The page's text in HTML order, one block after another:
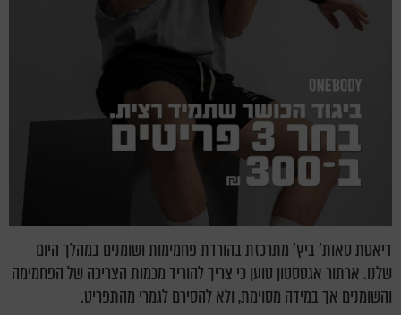
דיאטת סאות' ביץ' מתרכזת בהורדת פחמימות ושומנים במהלך היום
שלנו. ארתור אגטסטון טוען כי צריך להוריד מכמות הצריכה של הפחמימה
והשומנים אך במידה מסוימת, ולא להסירם לגמרי מהתפריט.